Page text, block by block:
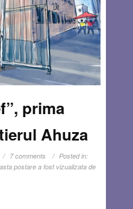
prima
Ahuza
7 comments
Posted in:
postare a fost vizualizata de